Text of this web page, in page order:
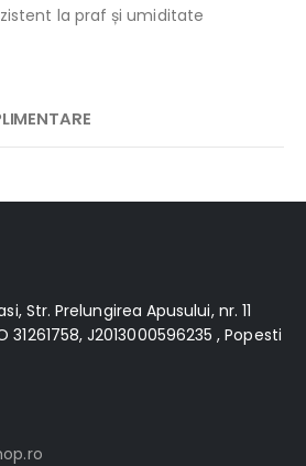
la praf și umiditate
Str. Prelungirea Apusului, nr. 11
31261758, J2013000596235 , Popesti